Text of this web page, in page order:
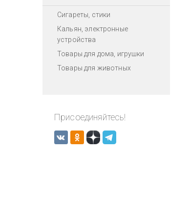
Сигареты, стики
Кальян, электронные
устройства
Товары для дома, игрушки
Товары для животных
Присоединяйтесь!